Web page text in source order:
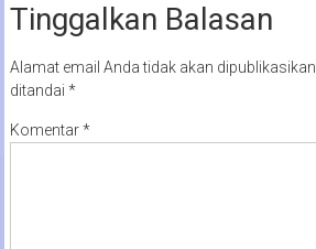
Tinggalkan Balasan
Alamat email Anda tidak akan dipublikasikan.
ditandai *
Komentar*